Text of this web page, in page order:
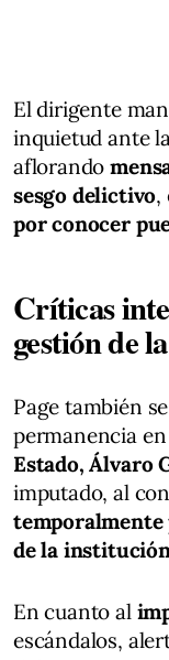
El dirigente
inquietud ante
aflorando
sesgo delictivo,
por conocer
Críticas
gestión de
Page también
permanencia
Estado, Álvaro
imputado, al
temporalmente
de la
En cuanto al
escándalos,